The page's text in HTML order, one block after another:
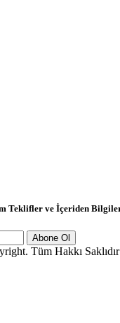
Teklifler ve İçeriden
Abone Ol
Tüm Hakkı Saklıdır